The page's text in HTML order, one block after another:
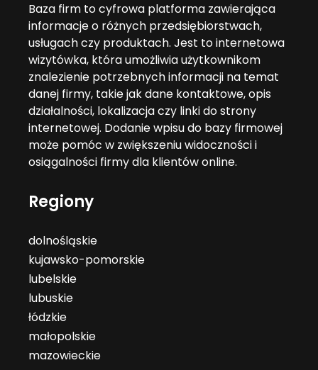
Baza firm to cyfrowa platforma zawierająca
informacje o różnych przedsiębiorstwach,
usługach czy produktach. Jest to internetowa
wizytówka, która umożliwia użytkownikom
znalezienie potrzebnych informacji na temat
danej firmy, takie jak dane kontaktowe, opis
działalności, lokalizacja czy linki do strony
internetowej. Dodanie wpisu do bazy firmowej
może pomóc w zwiększeniu widoczności i
osiągalności firmy dla klientów online.
Regiony
dolnośląskie
kujawsko-pomorskie
lubelskie
lubuskie
łódzkie
małopolskie
mazowieckie